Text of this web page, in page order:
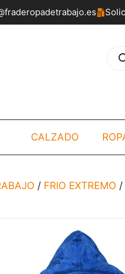
de
CALZADO
/ FRIO EXTREMO /